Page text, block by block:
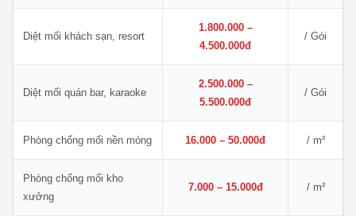
Diệt mối khách sạn, resort
1.800.000 –
4.500.000đ
/ Gói
Diệt mối quán bar, karaoke
2.500.000 –
5.500.000đ
/ Gói
Phòng chống mối nền móng 16.000 – 50.000đ / m²
Phòng chống mối kho
xưởng
7.000 – 15.000đ / m²